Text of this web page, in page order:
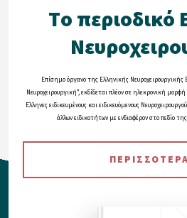
Tο περιοδικό
Eπίσημο όργανο της Eλληνικής Nευροχειρουργικής
Nευροχειρουργική”, εκδίδεται πλέον σε ηλεκρονική
Eλληνες ειδικευμένους και ειδικευόμενους
άλλων ειδικοτήτων με ενδιαφέρον στο πεδίο
ΠΕΡΙΣΣΟΤΕΡΑ